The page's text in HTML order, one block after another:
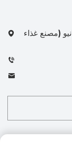
بلدة نانيو (مصنع غذاء